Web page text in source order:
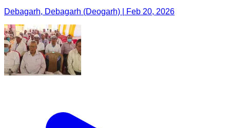
Debagarh, Debagarh (Deogarh) | Feb 20, 2026